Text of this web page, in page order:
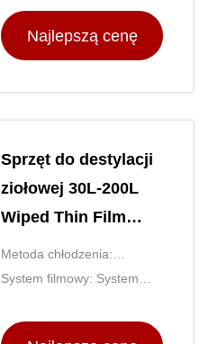
Najlepszą cenę
Sprzęt do destylacji
ziołowej 30L-200L
Wiped Thin Film
Evaporator
Metoda chłodzenia:
Chłodzenie wodne
System filmowy: System